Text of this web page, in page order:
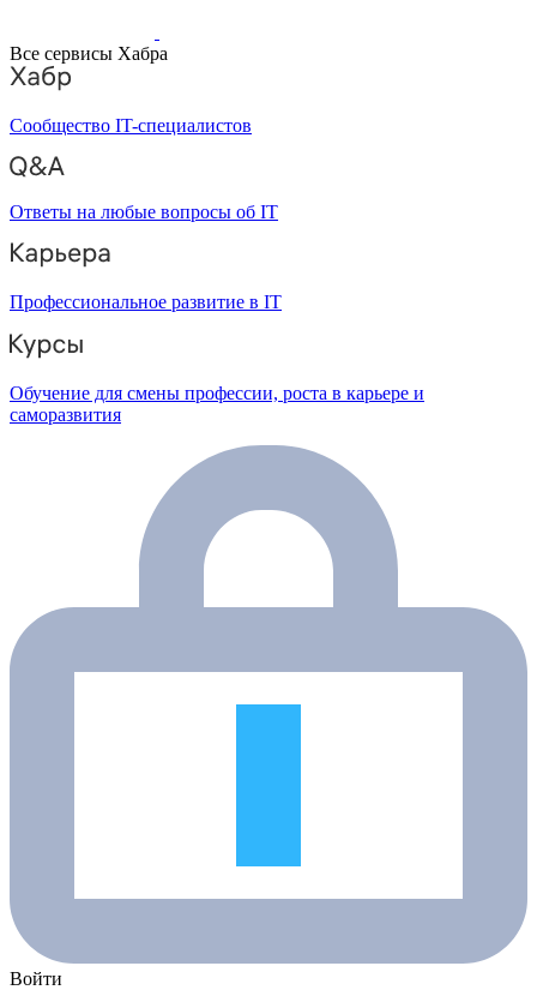
Все сервисы Хабра
Сообщество IT-специалистов
Ответы на любые вопросы об IT
Профессиональное развитие в IT
Обучение для смены профессии, роста в карьере и
саморазвития
Войти